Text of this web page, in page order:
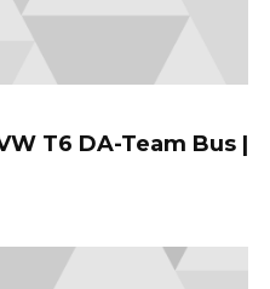
T6 DA-Team Bus |